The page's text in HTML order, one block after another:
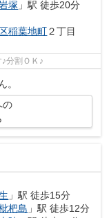
塚 」駅 徒歩20分
稲葉地町２丁目
分割ＯＫ♪
。
の
」駅 徒歩15分
杷島 」駅 徒歩12分